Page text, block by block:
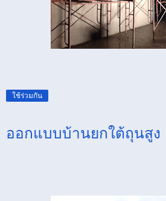
ใช้ร่วมกัน
ออกแบบบ้านยกใต้ถุนสูง